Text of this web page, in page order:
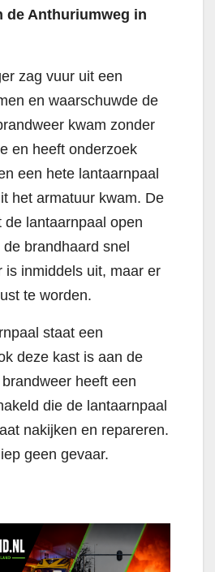
de Anthuriumweg in
zag vuur uit een
en waarschuwde de
kwam zonder
en heeft onderzoek
een hete lantaarnpaal
het armatuur kwam. De
de lantaarnpaal open
brandhaard snel
is inmiddels uit, maar er
te worden.
staat een
deze kast is aan de
heeft een
die de lantaarnpaal
nakijken en repareren.
geen gevaar.